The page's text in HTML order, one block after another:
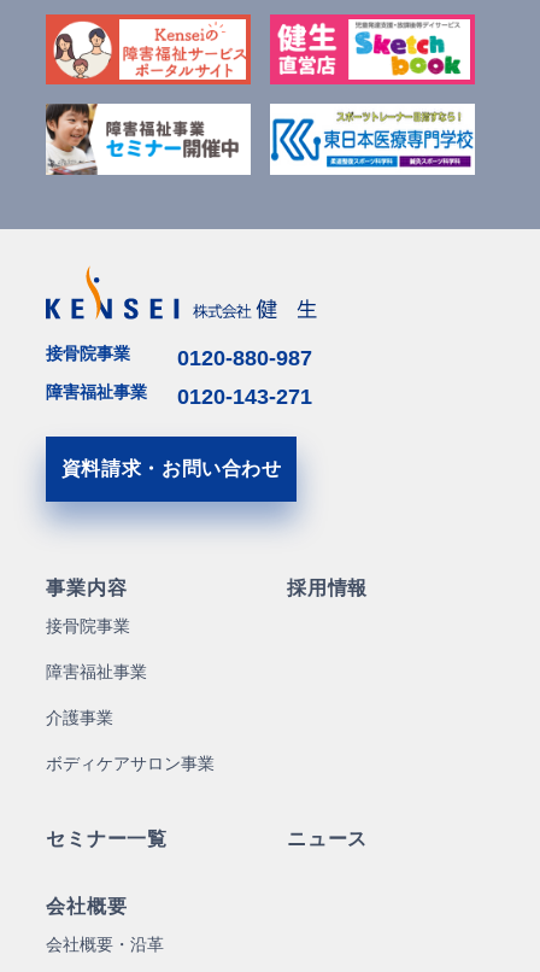
接骨院事業 0120-880-987
障害福祉事業 0120-143-271
資料請求・お問い合わせ
事業内容
接骨院事業
障害福祉事業
介護事業
ボディケアサロン事業
採用情報
セミナー一覧 ニュース
会社概要
会社概要・沿革